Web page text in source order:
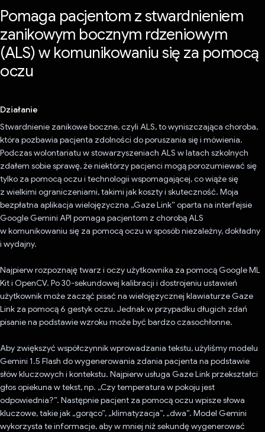
Pomaga pacjentom z stwardnieniem
zanikowym bocznym rdzeniowym
(ALS) w komunikowaniu się za pomocą
oczu
Działanie
Stwardnienie zanikowe boczne, czyli ALS, to wyniszczająca choroba,
która pozbawia pacjenta zdolności do poruszania się i mówienia.
Podczas wolontariatu w stowarzyszeniach ALS w latach szkolnych
zdałem sobie sprawę, że niektórzy pacjenci mogą porozumiewać się
tylko za pomocą oczu i technologii wspomagającej, co wiąże się
z wielkimi ograniczeniami, takimi jak koszty i skuteczność. Moja
bezpłatna aplikacja wielojęzyczna „Gaze Link” oparta na interfejsie
Google Gemini API pomaga pacjentom z chorobą ALS
w komunikowaniu się za pomocą oczu w sposób niezależny, dokładny
i wydajny.
Najpierw rozpoznaję twarz i oczy użytkownika za pomocą Google ML
Kit i OpenCV. Po 30-sekundowej kalibracji i dostrojeniu ustawień
użytkownik może zacząć pisać na wielojęzycznej klawiaturze Gaze
Link za pomocą 6 gestyk oczu. Jednak w przypadku długich zdań
pisanie na podstawie wzroku może być bardzo czasochłonne.
Aby zwiększyć współczynnik wprowadzania tekstu, użyliśmy modelu
Gemini 1.5 Flash do wygenerowania zdania pacjenta na podstawie
słów kluczowych i kontekstu. Najpierw usługa Gaze Link przekształci
głos opiekuna w tekst, np. „Czy temperatura w pokoju jest
odpowiednia?”. Następnie pacjent za pomocą oczu wpisze słowa
kluczowe, takie jak „gorąco”, „klimatyzacja”, „dwa”. Model Gemini
wykorzysta te informacje, aby w mniej niż sekundę wygenerować